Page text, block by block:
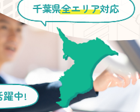
躍中!
千葉県全エリア対応